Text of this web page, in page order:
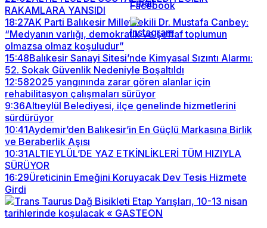
RAKAMLARA YANSIDI
18:27AK Parti Balıkesir Milletvekili Dr. Mustafa Canbey:
“Medyanın varlığı, demokratik ve şeffaf toplumun
olmazsa olmaz koşuludur”
15:48Balıkesir Sanayi Sitesi’nde Kimyasal Sızıntı Alarmı:
52. Sokak Güvenlik Nedeniyle Boşaltıldı
12:582025 yangınında zarar gören alanlar için
rehabilitasyon çalışmaları sürüyor
9:36Altıeylül Belediyesi, ilçe genelinde hizmetlerini
sürdürüyor
10:41Aydemir’den Balıkesir’in En Güçlü Markasına Birlik
ve Beraberlik Aşısı
10:31ALTIEYLÜL’DE YAZ ETKİNLİKLERİ TÜM HIZIYLA
SÜRÜYOR
16:29Üreticinin Emeğini Koruyacak Dev Tesis Hizmete
Girdi